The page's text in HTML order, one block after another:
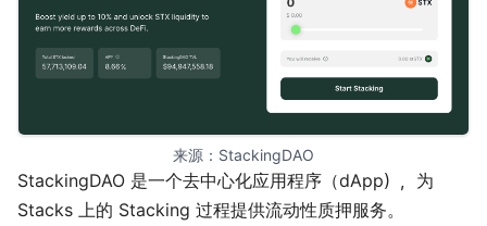
来源： StackingDAO
StackingDAO 是一个去中心化应用程序（dApp），为
Stacks 上的 Stacking 过程提供流动性质押服务。